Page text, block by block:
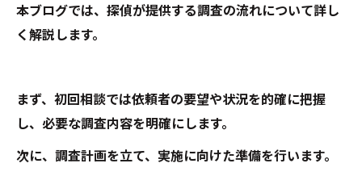
本ブログでは、探偵が提供する調査の流れについて詳し
く解説します。
まず、初回相談では依頼者の要望や状況を的確に把握
し、必要な調査内容を明確にします。
次に、調査計画を立て、実施に向けた準備を行います。